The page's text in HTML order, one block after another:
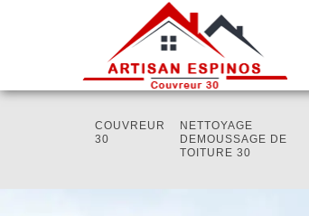
COUVREUR
30
NETTOYAGE
DEMOUSSAGE DE
TOITURE 30